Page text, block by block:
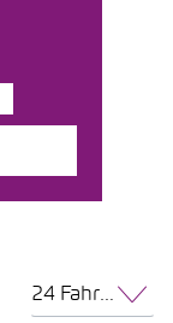
24 Fahrzeuge pro Seite